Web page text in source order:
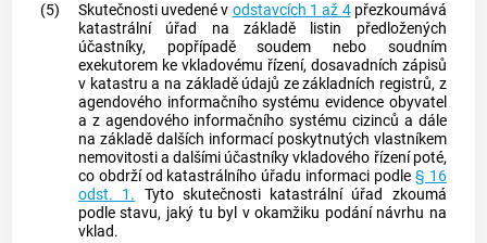
(5)
Skutečnosti uvedené v odstavcích 1 až 4přezkoumává
katastrální úřad na základě listin předložených
účastníky, popřípadě soudem nebo soudním
exekutorem ke vkladovému řízení, dosavadních zápisů
v katastru a na základě údajů ze základních registrů, z
agendového informačního systému evidence obyvatel
a z agendového informačního systému cizinců a dále
na základě dalších informací poskytnutých vlastníkem
nemovitosti a dalšími účastníky vkladového řízení poté,
co obdrží od katastrálního úřadu informaci podle § 16
odst. 1. Tyto skutečnosti katastrální úřad zkoumá
podle stavu, jaký tu byl v okamžiku podání návrhu na
vklad.